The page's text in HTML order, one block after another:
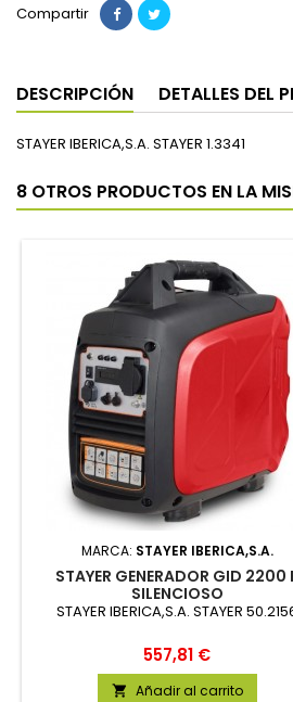
Compartir
DESCRIPCIÓN DETALLES DEL
STAYER IBERICA,S.A. STAYER 1.3341
8 OTROS PRODUCTOS EN LA
MARCA: STAYER IBERICA,S.A.
STAYER GENERADOR GID 2200
SILENCIOSO
STAYER IBERICA,S.A. STAYER
Precio
557,81 €
 Añadir al carrito